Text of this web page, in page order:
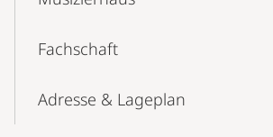
Fachschaft
Adresse & Lageplan